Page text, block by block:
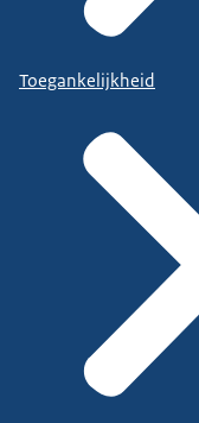
Toegankelijkheid